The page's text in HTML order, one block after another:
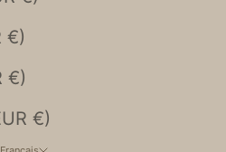
Turquie (EUR €)
Ukraine (EUR €)
Venezuela (EUR €)